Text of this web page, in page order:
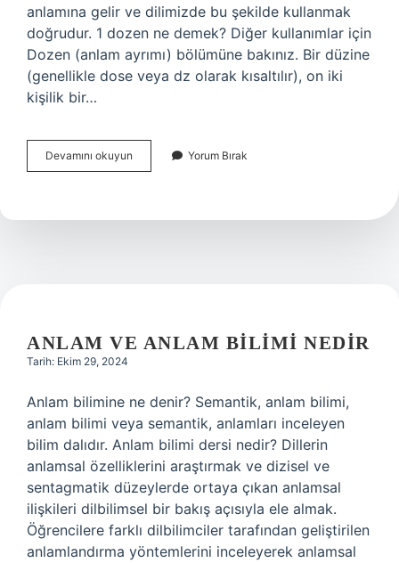
anlamına gelir ve dilimizde bu şekilde kullanmak
doğrudur. 1 dozen ne demek? Diğer kullanımlar için
Dozen (anlam ayrımı) bölümüne bakınız. Bir düzine
(genellikle dose veya dz olarak kısaltılır), on iki
kişilik bir…
Devamını okuyun
Ne
Yorum Bırak
ANLAM VE ANLAM BILIMI NEDIR
Tarih: Ekim 29, 2024
Anlam bilimine ne denir? Semantik, anlam bilimi,
anlam bilimi veya semantik, anlamları inceleyen
bilim dalıdır. Anlam bilimi dersi nedir? Dillerin
anlamsal özelliklerini araştırmak ve dizisel ve
sentagmatik düzeylerde ortaya çıkan anlamsal
ilişkileri dilbilimsel bir bakış açısıyla ele almak.
Öğrencilere farklı dilbilimciler tarafından geliştirilen
anlamlandırma yöntemlerini inceleyerek anlamsal